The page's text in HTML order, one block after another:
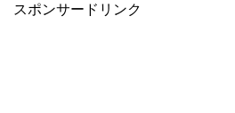
スポンサードリンク